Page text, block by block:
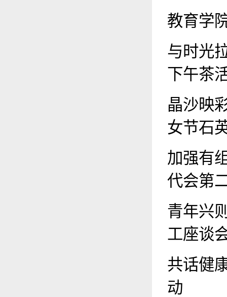
教育学
与时光
下午茶
晶沙映
女节石
加强有
代会第
青年兴
工座谈
共话健
动